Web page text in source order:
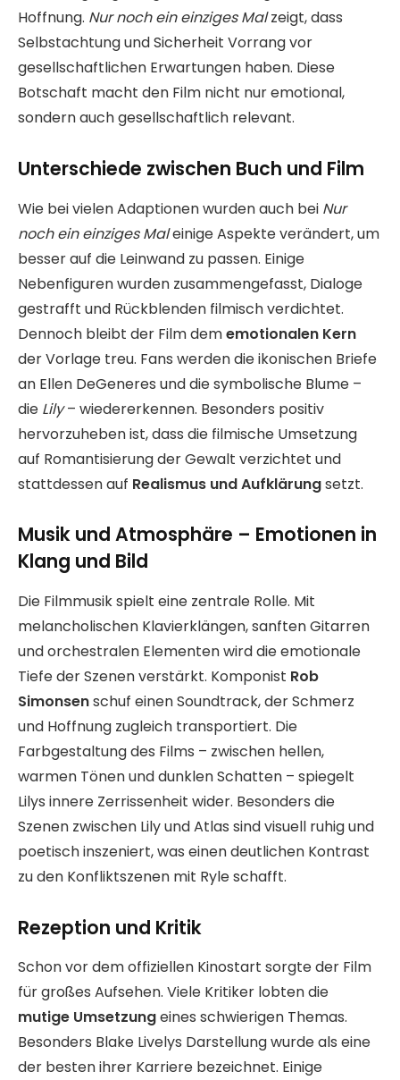
Hoffnung. Nur noch ein einziges Malzeigt, dass
Selbstachtung und Sicherheit Vorrang vor
gesellschaftlichen Erwartungen haben. Diese
Botschaft macht den Film nicht nur emotional,
sondern auch gesellschaftlich relevant.
Unterschiede zwischen Buch und Film
Wie bei vielen Adaptionen wurden auch bei Nur
noch ein einziges Maleinige Aspekte verändert, um
besser auf die Leinwand zu passen. Einige
Nebenfiguren wurden zusammengefasst, Dialoge
gestrafft und Rückblenden filmisch verdichtet.
Dennoch bleibt der Film dememotionalen Kern
der Vorlage treu. Fans werden die ikonischen Briefe
an Ellen DeGeneres und die symbolische Blume –
die Lily– wiedererkennen. Besonders positiv
hervorzuheben ist, dass die filmische Umsetzung
auf Romantisierung der Gewalt verzichtet und
stattdessen auf Realismus und Aufklärungsetzt.
Musik und Atmosphäre – Emotionen in
Klang und Bild
Die Filmmusik spielt eine zentrale Rolle. Mit
melancholischen Klavierklängen, sanften Gitarren
und orchestralen Elementen wird die emotionale
Tiefe der Szenen verstärkt. Komponist Rob
Simonsenschuf einen Soundtrack, der Schmerz
und Hoffnung zugleich transportiert. Die
Farbgestaltung des Films – zwischen hellen,
warmen Tönen und dunklen Schatten – spiegelt
Lilys innere Zerrissenheit wider. Besonders die
Szenen zwischen Lily und Atlas sind visuell ruhig und
poetisch inszeniert, was einen deutlichen Kontrast
zu den Konfliktszenen mit Ryle schafft.
Rezeption und Kritik
Schon vor dem offiziellen Kinostart sorgte der Film
für großes Aufsehen. Viele Kritiker lobten die
mutige Umsetzungeines schwierigen Themas.
Besonders Blake Livelys Darstellung wurde als eine
der besten ihrer Karriere bezeichnet. Einige